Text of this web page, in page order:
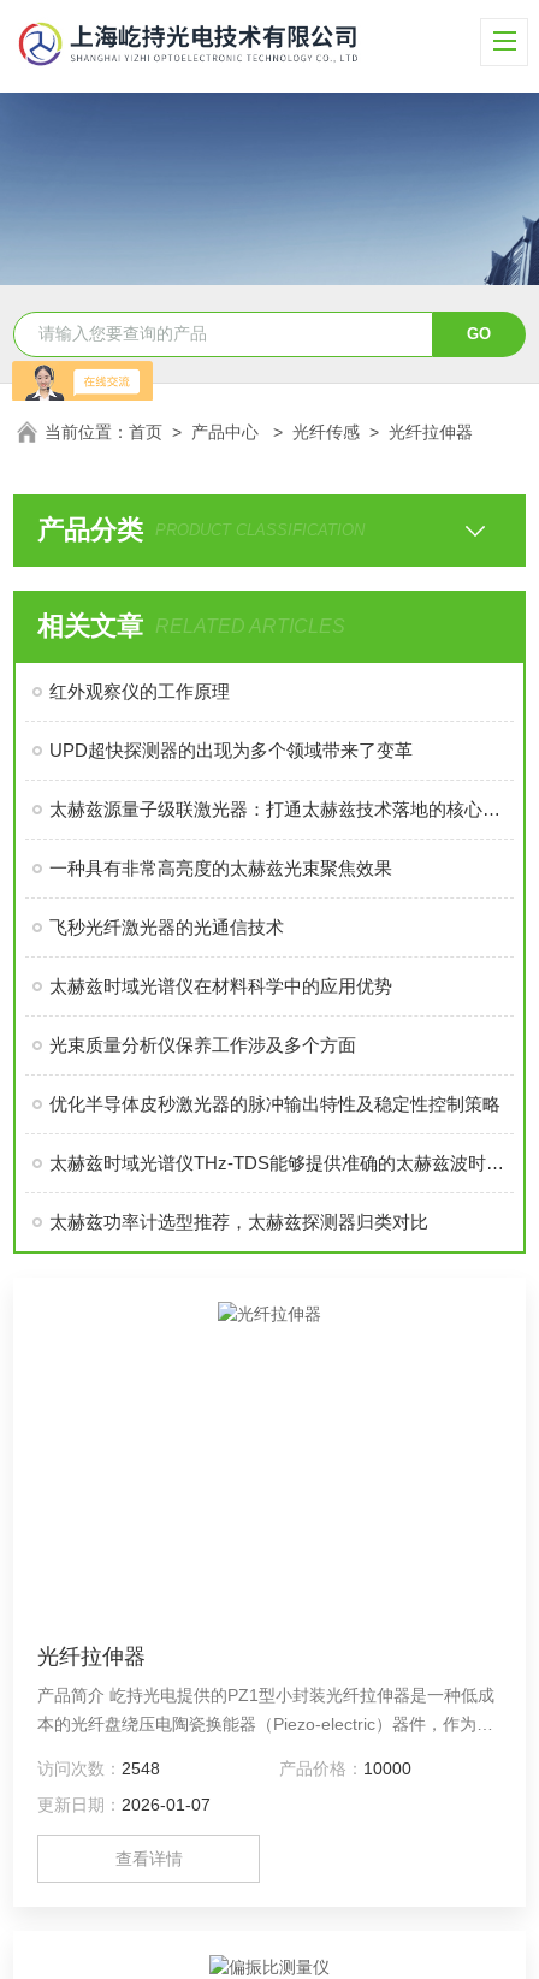
当前位置：首页 > 产品中心 >光纤传感 >光纤拉伸器
产品分类 PRODUCT CLASSIFICATION
相关文章 RELATED ARTICLES
红外观察仪的工作原理
UPD超快探测器的出现为多个领域带来了变革
太赫兹源量子级联激光器：打通太赫兹技术落地的核心枢纽
一种具有非常高亮度的太赫兹光束聚焦效果
飞秒光纤激光器的光通信技术
太赫兹时域光谱仪在材料科学中的应用优势
光束质量分析仪保养工作涉及多个方面
优化半导体皮秒激光器的脉冲输出特性及稳定性控制策略
太赫兹时域光谱仪THz-TDS能够提供准确的太赫兹波时域和频域信息
太赫兹功率计选型推荐，太赫兹探测器归类对比
光纤拉伸器
产品简介 屹持光电提供的PZ1型小封装光纤拉伸器是一种低成
本的光纤盘绕压电陶瓷换能器（Piezo-electric）器件，作为一
的应用，典型的应用例如开环解调，干涉型传感器模拟，干涉
仪系统的相位调制等等。 PZ1型光纤拉伸器标准产品采用
SMF-28e光纤或者Panda型偏振保持光纤，超高的性能价格比*
其他已知的竞争产品。
访问次数： 2548 产品价格： 10000
更新日期： 2026-01-07
查看详情